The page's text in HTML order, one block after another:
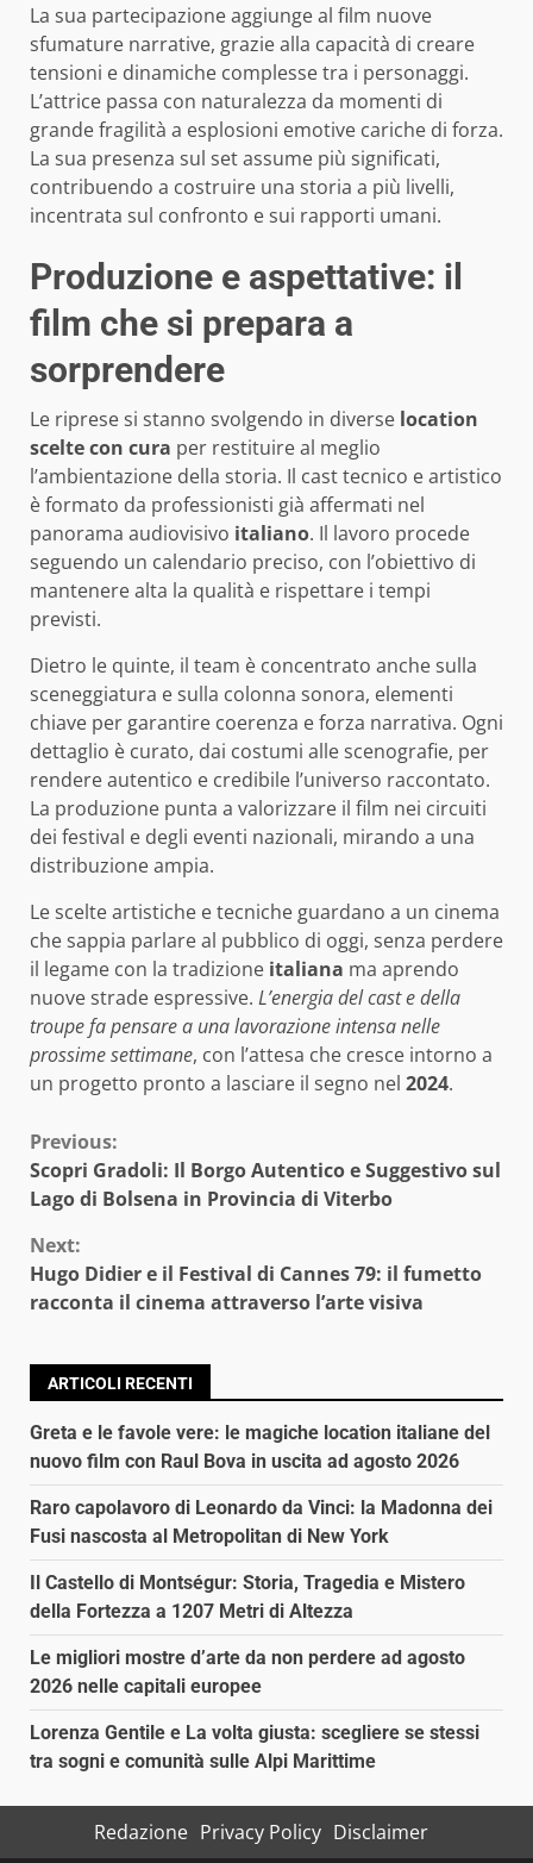
La sua partecipazione aggiunge al film nuove
sfumature narrative, grazie alla capacità di creare
tensioni e dinamiche complesse tra i personaggi.
L’attrice passa con naturalezza da momenti di
grande fragilità a esplosioni emotive cariche di forza.
La sua presenza sul set assume più significati,
contribuendo a costruire una storia a più livelli,
incentrata sul confronto e sui rapporti umani.
Produzione e aspettative: il
film che si prepara a
sorprendere
Le riprese si stanno svolgendo in diverse location
scelte con cura per restituire al meglio
l’ambientazione della storia. Il cast tecnico e artistico
è formato da professionisti già affermati nel
panorama audiovisivo italiano. Il lavoro procede
seguendo un calendario preciso, con l’obiettivo di
mantenere alta la qualità e rispettare i tempi
previsti.
Dietro le quinte, il team è concentrato anche sulla
sceneggiatura e sulla colonna sonora, elementi
chiave per garantire coerenza e forza narrativa. Ogni
dettaglio è curato, dai costumi alle scenografie, per
rendere autentico e credibile l’universo raccontato.
La produzione punta a valorizzare il film nei circuiti
dei festival e degli eventi nazionali, mirando a una
distribuzione ampia.
Le scelte artistiche e tecniche guardano a un cinema
che sappia parlare al pubblico di oggi, senza perdere
il legame con la tradizione italiana ma aprendo
nuove strade espressive. L’energia del cast e della
troupe fa pensare a una lavorazione intensa nelle
prossime settimane, con l’attesa che cresce intorno a
un progetto pronto a lasciare il segno nel 2024.
Continue
Reading
Previous:
Scopri Gradoli: Il Borgo Autentico e Suggestivo sul
Lago di Bolsena in Provincia di Viterbo
Next:
Hugo Didier e il Festival di Cannes 79: il fumetto
racconta il cinema attraverso l’arte visiva
ARTICOLI RECENTI
Greta e le favole vere: le magiche location italiane del
nuovo film con Raul Bova in uscita ad agosto 2026
Raro capolavoro di Leonardo da Vinci: la Madonna dei
Fusi nascosta al Metropolitan di New York
Il Castello di Montségur: Storia, Tragedia e Mistero
della Fortezza a 1207 Metri di Altezza
Le migliori mostre d’arte da non perdere ad agosto
2026 nelle capitali europee
Lorenza Gentile e La volta giusta: scegliere se stessi
tra sogni e comunità sulle Alpi Marittime
Redazione Privacy Policy Disclaimer